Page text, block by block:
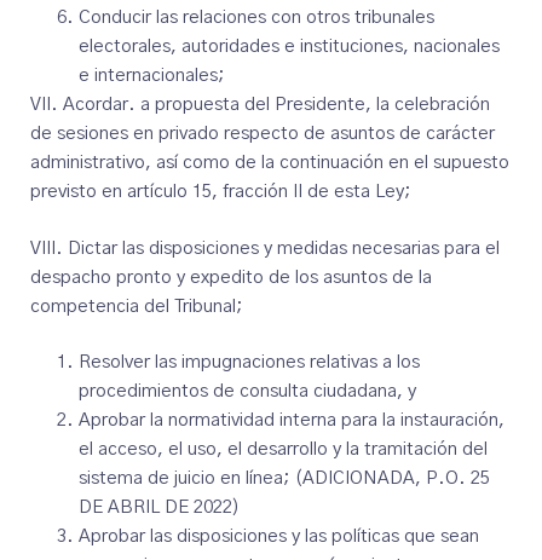
Conducir las relaciones con otros tribunales
electorales, autoridades e instituciones, nacionales
e internacionales;
VII. Acordar. a propuesta del Presidente, la celebración
de sesiones en privado respecto de asuntos de carácter
administrativo, así como de la continuación en el supuesto
previsto en artículo 15, fracción II de esta Ley;
VIII. Dictar las disposiciones y medidas necesarias para el
despacho pronto y expedito de los asuntos de la
competencia del Tribunal;
Resolver las impugnaciones relativas a los
procedimientos de consulta ciudadana, y
Aprobar la normatividad interna para la instauración,
el acceso, el uso, el desarrollo y la tramitación del
sistema de juicio en línea; (ADICIONADA, P.O. 25
DE ABRIL DE 2022)
Aprobar las disposiciones y las políticas que sean